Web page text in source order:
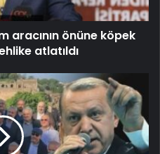
aracının önüne köpek
atlatıldı